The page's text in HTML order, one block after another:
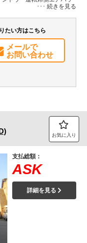
エアバッグ
集中ドアロック
たい方はこちら
メールで
お問い合わせ
お気に入り
支払総額：
ASK
詳細を見る